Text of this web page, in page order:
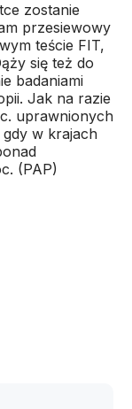
zostanie
przesiewowy
teście FIT,
się też do
badaniami
Jak na razie
uprawnionych
w krajach
(PAP)